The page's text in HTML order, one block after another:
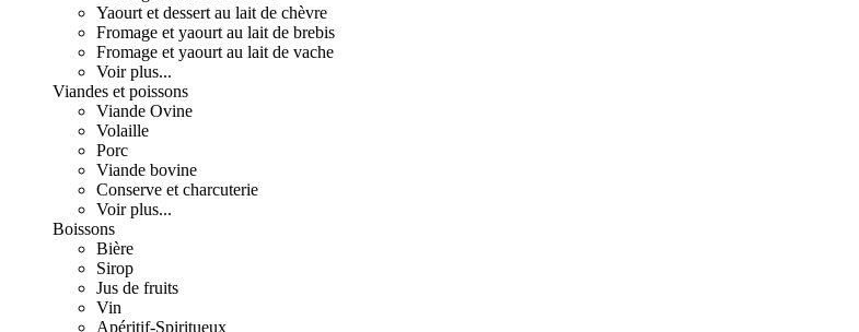
Yaourt et dessert au lait de chèvre
Fromage et yaourt au lait de brebis
Fromage et yaourt au lait de vache
Voir plus...
Viandes et poissons
Viande Ovine
Volaille
Porc
Viande bovine
Conserve et charcuterie
Voir plus...
Boissons
Bière
Sirop
Jus de fruits
Vin
Apéritif-Spiritueux